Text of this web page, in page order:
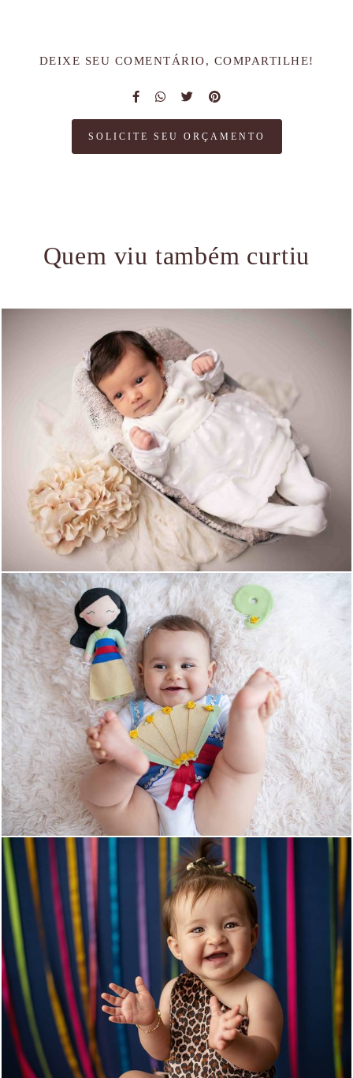
DEIXE SEU COMENTÁRIO, COMPARTILHE!
SOLICITE SEU ORÇAMENTO
Quem viu também curtiu
1953
1378 0
1367 0